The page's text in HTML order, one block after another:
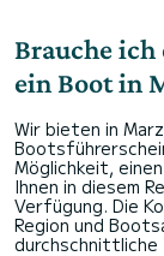
Brauche
ein Boot in
Wir bieten in
Möglichkeit,
Ihnen in diesem
Verfügung. Die
Region und
durchschnittliche